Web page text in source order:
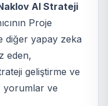
AI Strateji
Proje
diğer yapay zeka
eden,
geliştirme ve
yorumlar ve